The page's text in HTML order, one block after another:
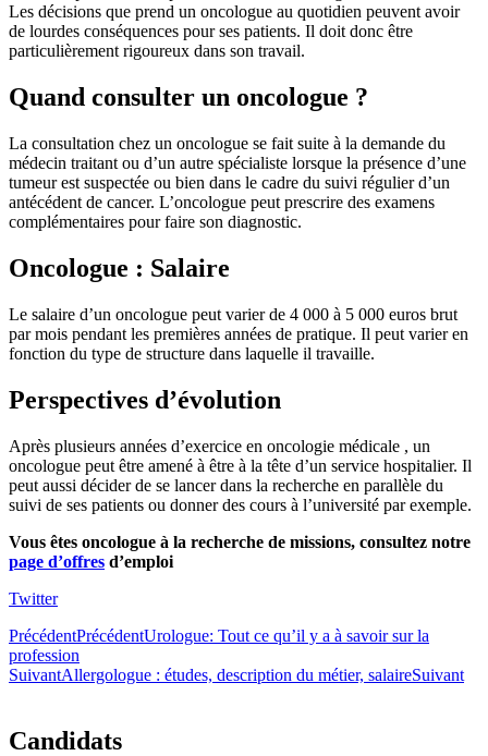
Les décisions que prend un oncologue au quotidien peuvent avoir
de lourdes conséquences pour ses patients. Il doit donc être
particulièrement rigoureux dans son travail.
Quand consulter un oncologue ?
La consultation chez un oncologue se fait suite à la demande du
médecin traitant ou d’un autre spécialiste lorsque la présence d’une
tumeur est suspectée ou bien dans le cadre du suivi régulier d’un
antécédent de cancer. L’oncologue peut prescrire des examens
complémentaires pour faire son diagnostic.
Oncologue : Salaire
Le salaire d’un oncologue peut varier de 4 000 à 5 000 euros brut
par mois pendant les premières années de pratique. Il peut varier en
fonction du type de structure dans laquelle il travaille.
Perspectives d’évolution
Après plusieurs années d’exercice en oncologie médicale , un
oncologue peut être amené à être à la tête d’un service hospitalier. Il
peut aussi décider de se lancer dans la recherche en parallèle du
suivi de ses patients ou donner des cours à l’université par exemple.
Vous êtes oncologue à la recherche de missions, consultez notre
page d’offres d’emploi
Twitter
PrécédentPrécédentUrologue: Tout ce qu’il y a à savoir sur la
profession
SuivantAllergologue : études, description du métier, salaireSuivant
Candidats